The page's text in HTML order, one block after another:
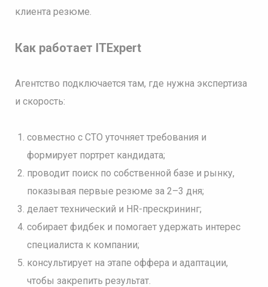
клиента резюме.
Как работает ITExpert
Агентство подключается там, где нужна экспертиза
и скорость:
совместно с CTO уточняет требования и
формирует портрет кандидата;
проводит поиск по собственной базе и рынку,
показывая первые резюме за 2–3 дня;
делает технический и HR-прескрининг;
собирает фидбек и помогает удержать интерес
специалиста к компании;
консультирует на этапе оффера и адаптации,
чтобы закрепить результат.